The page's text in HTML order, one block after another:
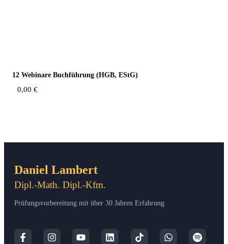
12 Web­i­na­re Buch­füh­rung (HGB, EStG)
0,00 €
Daniel Lambert
Dipl.-Math. Dipl.-Kfm.
Prüfungsvorbereitung mit über 30 Jahren Erfahrung